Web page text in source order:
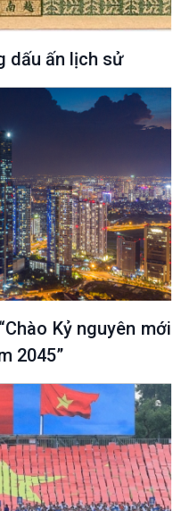
dấu ấn lịch sử
Kỷ nguyên mới
2045”